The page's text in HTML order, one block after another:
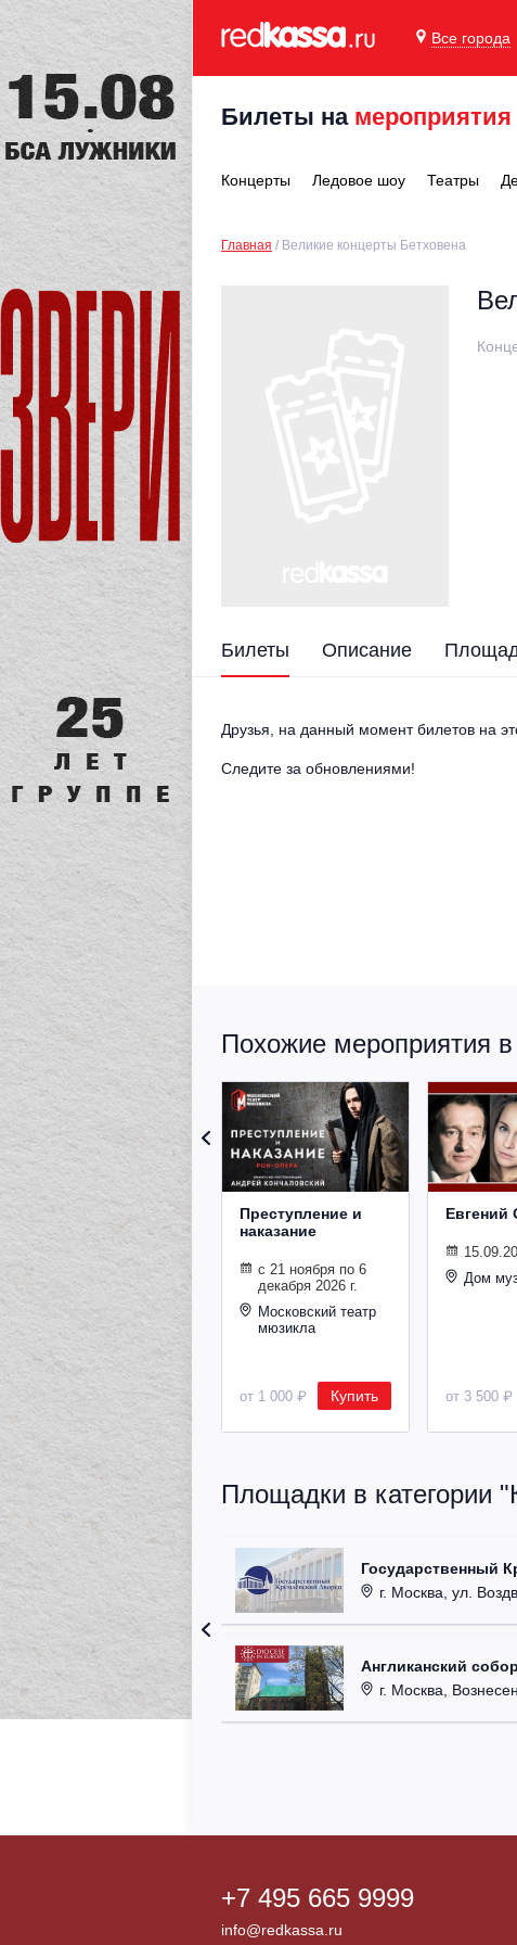
Все города
Билеты на мероприятия
Концерты Ледовое шоу Театры
Главная Великие концерты Бетховена
Билеты Описание
Друзья, на данный момент билетов на
Следите за обновлениями!
Похожие мероприятия в
Преступление и
наказание
с 21 ноября по 6
декабря 2026 г.
Московский театр
мюзикла
от 1 000 ₽ Купить
Евгений
Дом
от 3 500 ₽
Площадки в категории
Государственный
г. Москва, ул.
Англиканский
г. Москва,
+7 495 665 9999
info@redkassa.ru